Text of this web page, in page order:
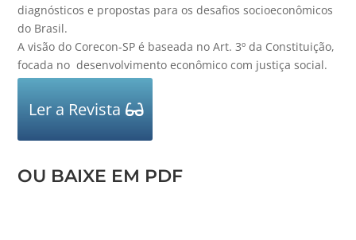
diagnósticos e propostas para os desafios socioeconômicos
do Brasil.
A visão do Corecon-SP é baseada no Art. 3º da Constituição,
focada no desenvolvimento econômico com justiça social.
Ler a Revista
OU BAIXE EM PDF